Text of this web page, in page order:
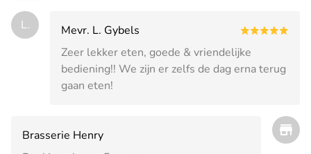
L.
Mevr. L. Gybels
Zeer lekker eten, goede & vriendelijke
bediening!! We zijn er zelfs de dag erna terug
gaan eten!
Brasserie Henry